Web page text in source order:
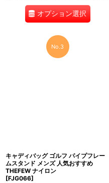
オプション選択
No.3
キャディバッグ ゴルフ パイプフレー
ムスタンド メンズ 人気おすすめ
THEFEW ナイロン
[FJG066]